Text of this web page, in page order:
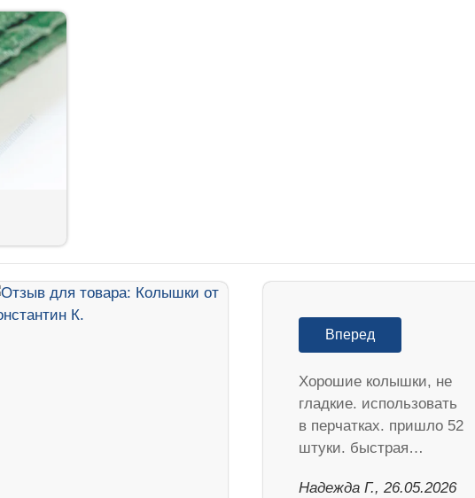
Вперед
Хорошие колышки, не
гладкие. использовать
в перчатках. пришло 52
штуки. быстрая…
Надежда Г., 26.05.2026